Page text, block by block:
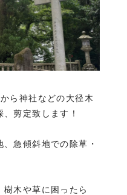
ら神社などの大径木
剪定致します！
急傾斜地での除草・
樹木や草に困ったら